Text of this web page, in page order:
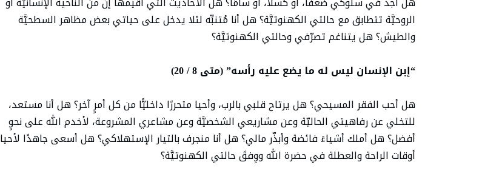
الروحيَّة تتطابق مع حالتي الكهنوتيَّة؟ هل أنا مُتنبِّه لئلا يدخل على حياتي بعض مظاهر السطحيَّة
والطيش؟ هل يتناغم تصرّفي وحالتي الكهنوتيَّة؟
“إبن الإنسان ليس له ما يضع عليه رأسه” (متى 8 / 20)
هل أحب الفقر المسيحي؟ هل يرتاح قلبي بالرب، وأحيا متحررًا داخليًّا من كل أمرٍ آخر؟ هل أنا مستعد،
للتخلي عن رفاهيتي الحاليّة وعن مشاريعي الشخصيَّة وعن مشاعري المشروعة، لأخدم الله على نحوٍ
أفضل؟ هل أملك أشياءَ فائضة وأبذّر مالي؟ هل أنا منجرف بالتيار الإستهلاكي؟ هل أسعى جاهدًا لأحيا
أوقات الراحة والعطلة في حضرة الله ووِفقَ حالتي الكهنوتيَّة؟